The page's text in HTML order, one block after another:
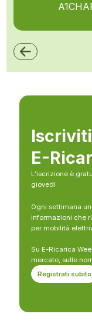
E-
L’iscrizione è
giovedì
Ogni settimana
informazioni che
per mobilità
Su E-Ricarica
mercato, sulle
Registrati subito